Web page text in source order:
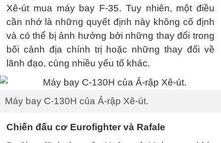
Xê-út mua máy bay F-35. Tuy nhiên, một điều
cần nhớ là những quyết định này không cố định
và có thể bị ảnh hưởng bởi những thay đổi trong
bối cảnh địa chính trị hoặc những thay đổi về
lãnh đạo, cùng nhiều yếu tố khác.
Máy bay C-130H của Ả-rập Xê-út.
Chiến đấu cơ Eurofighter và Rafale